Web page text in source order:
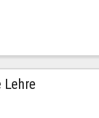
Lehre